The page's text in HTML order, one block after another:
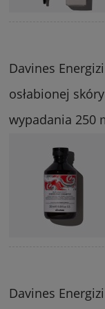
Davines
osłabionej
wypadania 250
Davines